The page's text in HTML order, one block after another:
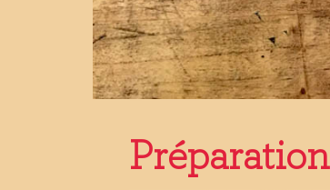
Préparation